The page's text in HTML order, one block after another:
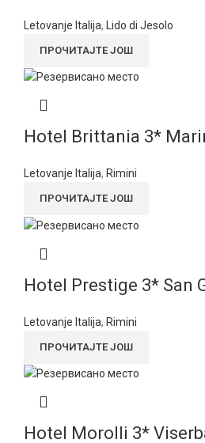
Letovanje Italija, Lido di Jesolo
ПРОЧИТАЈТЕ ЈОШ
Hotel Brittania 3*
Letovanje Italija, Rimini
ПРОЧИТАЈТЕ ЈОШ
Hotel Prestige 3* San
Letovanje Italija, Rimini
ПРОЧИТАЈТЕ ЈОШ
Hotel Morolli 3*